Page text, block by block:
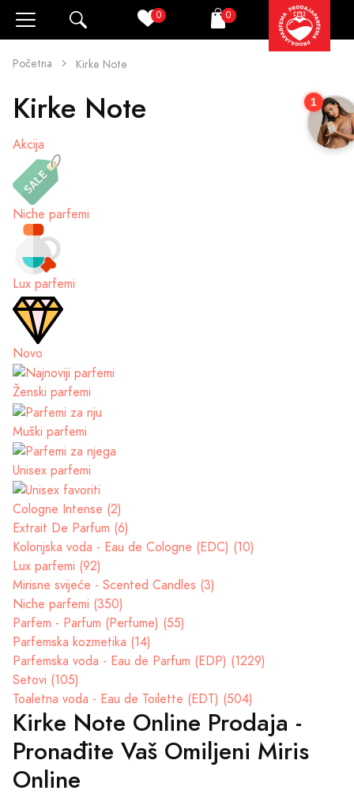
0 Korpa
0
Početna Kirke Note
Kirke Note
Akcija
Niche parfemi
Lux parfemi
Novo
Ženski parfemi
Muški parfemi
Unisex parfemi
Cologne Intense (2)
Extrait De Parfum (6)
Kolonjska voda - Eau de Cologne (EDC) (10)
Lux parfemi (92)
Mirisne svijeće - Scented Candles (3)
Niche parfemi (350)
Parfem - Parfum (Perfume) (55)
Parfemska kozmetika (14)
Parfemska voda - Eau de Parfum (EDP) (1229)
Setovi (105)
Toaletna voda - Eau de Toilette (EDT) (504)
Kirke Note Online Prodaja -
Pronađite Vaš Omiljeni Miris
Online
1